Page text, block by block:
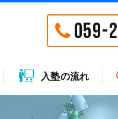
059-
入塾の流れ